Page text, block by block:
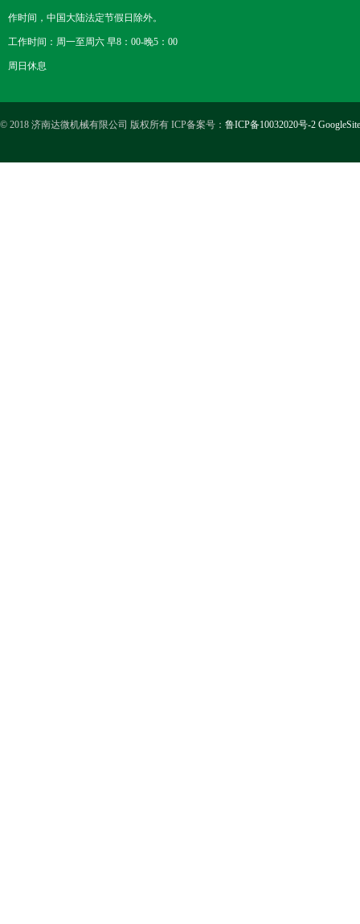
作时间，中国大陆法定节假日除外。
工作时间：周一至周六 早8：00-晚5：00
周日休息
© 2018 济南达微机械有限公司 版权所有 ICP备案号： 鲁ICP备10032020号-2